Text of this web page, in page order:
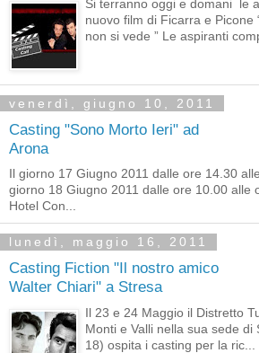
Si terranno oggi e domani le
nuovo film di Ficarra e Picone
non si vede ” Le aspiranti
venerdì, giugno 10, 2011
Casting "Sono Morto Ieri" ad
Arona
Il giorno 17 Giugno 2011 dalle ore 14.30
giorno 18 Giugno 2011 dalle ore 10.00 alle
Hotel Con...
lunedì, maggio 16, 2011
Casting Fiction "Il nostro amico
Walter Chiari" a Stresa
Il 23 e 24 Maggio il Distretto
Monti e Valli nella sua sede
18) ospita i casting per la ric...